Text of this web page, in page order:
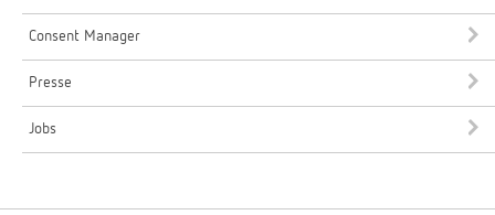
Consent Manager
Presse
Jobs